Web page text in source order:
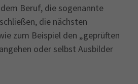
Beruf, die sogenannte
die nächsten
zum Beispiel den „geprüften
oder selbst Ausbilder